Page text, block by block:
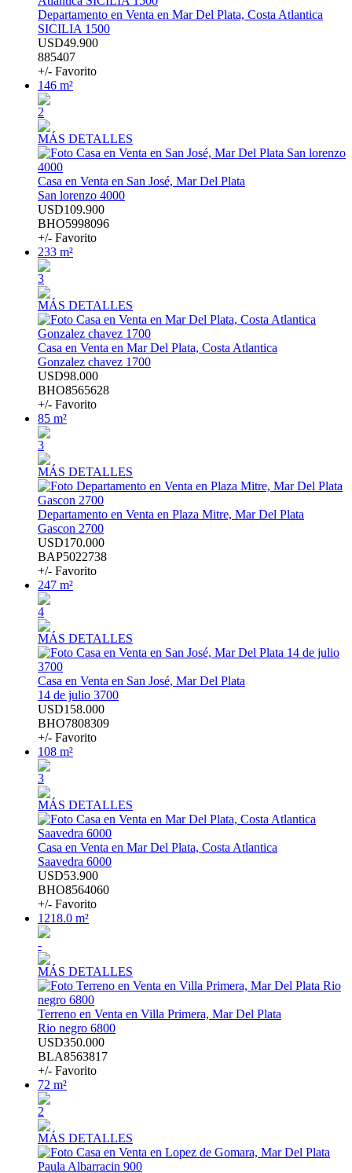
Departamento en Venta en Mar Del Plata, Costa Atlantica
SICILIA 1500
USD49.900
885407
+/- Favorito
146 m²
2
MÁS DETALLES
Casa en Venta en San José, Mar Del Plata
San lorenzo 4000
USD109.900
BHO5998096
+/- Favorito
233 m²
3
MÁS DETALLES
Casa en Venta en Mar Del Plata, Costa Atlantica
Gonzalez chavez 1700
USD98.000
BHO8565628
+/- Favorito
85 m²
3
MÁS DETALLES
Departamento en Venta en Plaza Mitre, Mar Del Plata
Gascon 2700
USD170.000
BAP5022738
+/- Favorito
247 m²
4
MÁS DETALLES
Casa en Venta en San José, Mar Del Plata
14 de julio 3700
USD158.000
BHO7808309
+/- Favorito
108 m²
3
MÁS DETALLES
Casa en Venta en Mar Del Plata, Costa Atlantica
Saavedra 6000
USD53.900
BHO8564060
+/- Favorito
1218.0 m²
-
MÁS DETALLES
Terreno en Venta en Villa Primera, Mar Del Plata
Rio negro 6800
USD350.000
BLA8563817
+/- Favorito
72 m²
2
MÁS DETALLES